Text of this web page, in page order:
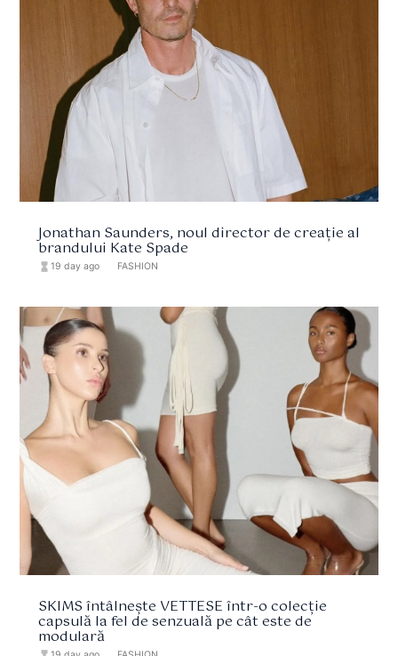
Jonathan Saunders, noul director de creație al
brandului Kate Spade
hourglass_full 19 day ago FASHION
SKIMS întâlnește VETTESE într-o colecție
capsulă la fel de senzuală pe cât este de
modulară